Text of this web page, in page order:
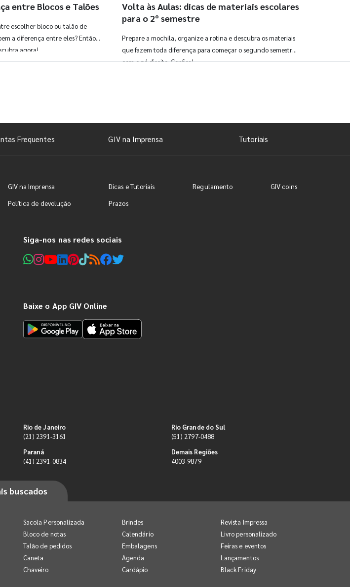
entre Blocos e Talões
escolher bloco ou talão de
a diferença entre eles? Então,
agora!
Volta às Aulas: dicas de materiais escolares
para o 2º semestre
Prepare a mochila, organize a rotina e descubra os materiais
que fazem toda diferença para começar o segundo semestre
com o pé direito. Confira!
Frequentes GIV na Imprensa Tutoriais
GIV na Imprensa Dicas e Tutoriais Regulamento
GIV coins
Política de devolução Prazos
Siga-nos nas redes sociais
Baixe o App GIV Online
Rio de Janeiro
(21) 2391-3161
Paraná
(41) 2391-0834
Rio Grande do Sul
(51) 2797-0488
Demais Regiões
4003-9879
buscados
Sacola Personalizada
Bloco de notas
Talão de pedidos
Caneta
Chaveiro
Brindes
Calendário
Embalagens
Agenda
Cardápio
Revista Impressa
Livro personalizado
Feiras e eventos
Lançamentos
Black Friday